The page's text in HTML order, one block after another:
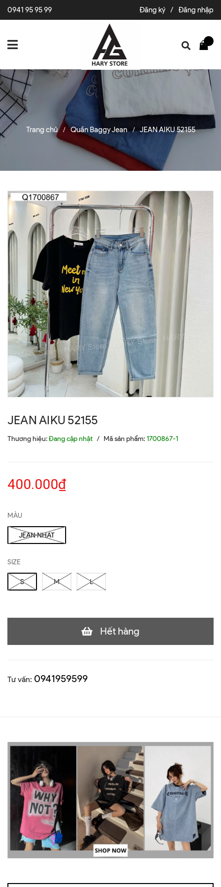
0941 95 95 99 Đăng ký / Đăng nhập
Trang chủ / Quần Baggy Jean / JEAN AIKU 52155
JEAN AIKU 52155
Thương hiệu:Đang cập nhật / Mã sản phẩm:1700867-1
400.000₫
MÀU
JEAN NHẠT
SIZE
S M L
Hết hàng
Tư vấn: 0941959599